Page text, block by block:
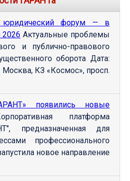
юридический форум — в
2026 Актуальные проблемы
и публично-правового
оборота Дата:
Москва, КЗ «Космос», просп.
появились новые
платформа
предназначенная для
профессионального
новое направление